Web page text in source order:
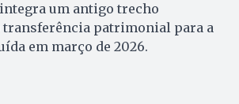
um antigo trecho
patrimonial para a
em março de 2026.